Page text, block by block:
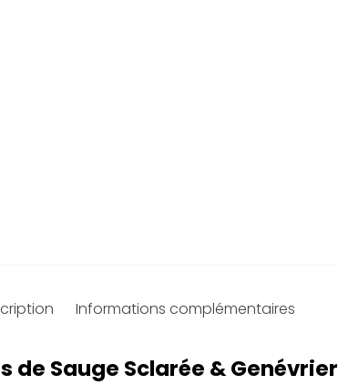
Informations complémentaires
de Sauge Sclarée &